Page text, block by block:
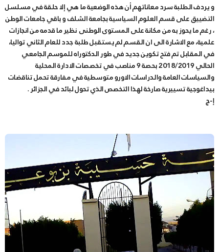
و يردف الطلبة سرد معاناتهم أن هذه الوضعية ما هي إلا حلقة في مسلسل
التضييق على قسم العلوم السياسية بجامعة الشلف و باقي جامعات الوطن
، رغم ما يحوز به من مكانة على المستوى الوطنى نظير ما قدمه من انجازات
علمية، مع الاشارة الى ان القسم لم يستقبل طلبة جدد للعام الثاني تواليا،
في المقابل تم فتح تكوين جديد في طور الدكتوراه للموسم الجامعي
الحالي 2018/2019 بحصة 9 مناصب في تخصصات الادارة المحلية
والسياسات العامة والدراسات الاورو متوسطية في مفارقة تحمل تناقضات
بيداغوجية تسييرية صارخة لهذا التخصص الذي تحول لبائد في الجزائر .
إ-ج